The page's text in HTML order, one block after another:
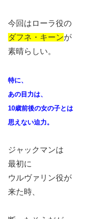
今回はローラ役の
ダフネ・キーンが
素晴らしい。
特に、
あの目力は、
10歳前後の女の子とは
思えない迫力。
ジャックマンは
最初に
ウルヴァリン役が
来た時、